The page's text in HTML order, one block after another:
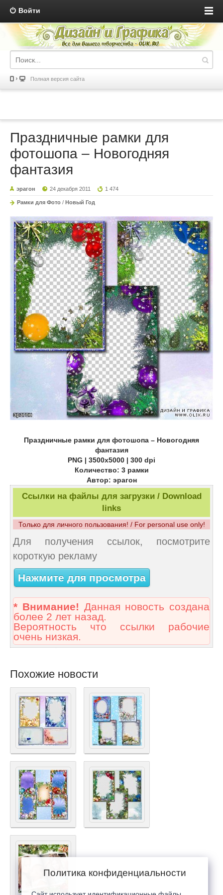
Войти
Полная версия сайта
Праздничные рамки для
фотошопа – Новогодняя
фантазия
эрагон 24 декабря 2011 1 474
Рамки для Фото / Новый Год
Праздничные рамки для фотошопа – Новогодняя
фантазия
PNG | 3500x5000 | 300 dpi
Количество: 3 рамки
Автор: эрагон
Ссылки на файлы для загрузки / Download
links
Только для личного пользования! / For personal use only!
Для получения ссылок, посмотрите
короткую рекламу
Нажмите для просмотра
* Внимание! Данная новость создана
более 2 лет назад.
Вероятность что ссылки рабочие
очень низкая.
Похожие новости
Политика конфиденциальности